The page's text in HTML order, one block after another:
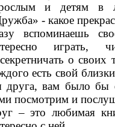
и детям в
- какое
вспоминаешь
играть,
о
есть свой
друга, вам было бы
посмотрим и
– это любимая